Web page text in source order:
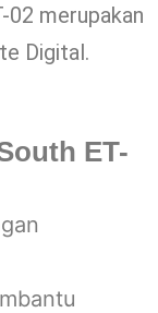
merupakan
Digital.
ET-